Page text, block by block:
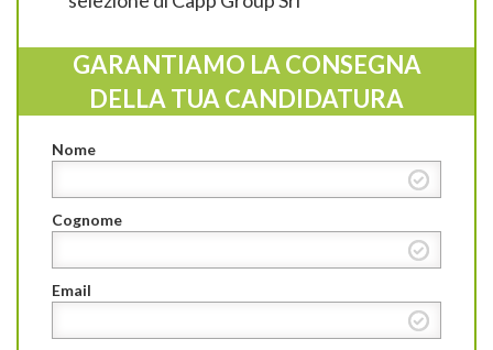
GARANTIAMO LA CONSEGNA
DELLA TUA CANDIDATURA
Nome
Cognome
Email